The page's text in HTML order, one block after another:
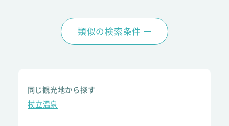
類似の検索条件
同じ観光地から探す
杖立温泉